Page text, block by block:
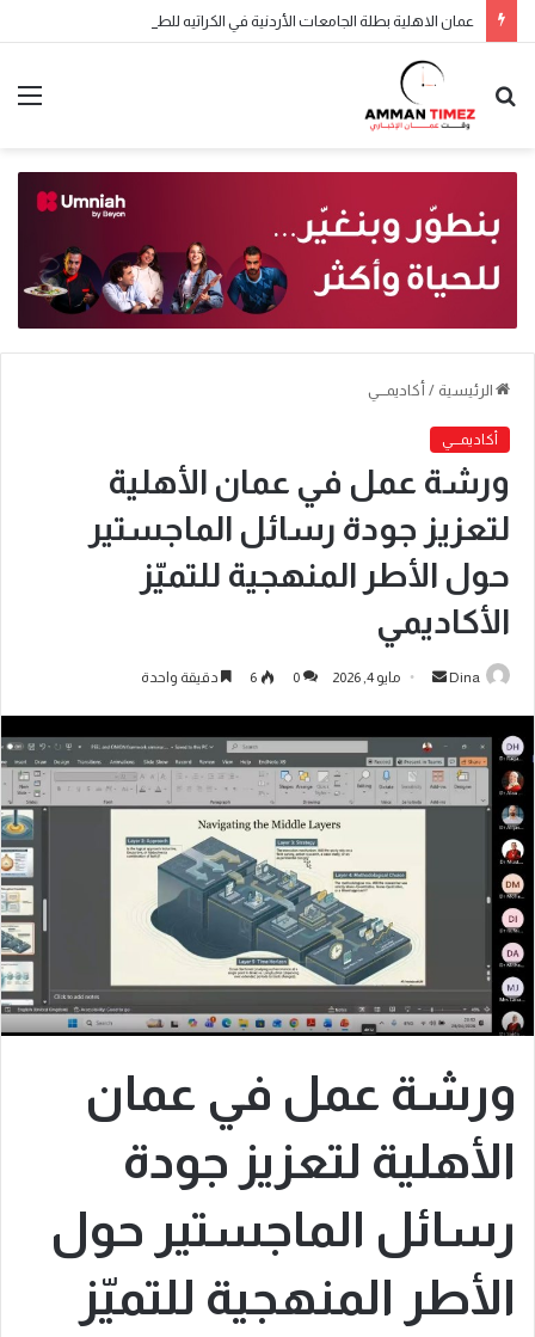
الرئيسية / أكاديمـــي
أكاديمـــي
ورشة عمل في عمان الأهلية
لتعزيز جودة رسائل الماجستير
حول الأطر المنهجية للتميّز
الأكاديمي
Dina مايو 4, 2026 0
6 دقيقة واحدة
ورشة عمل في عمان
الأهلية لتعزيز جودة
رسائل الماجستير حول
الأطر المنهجية للتميّز